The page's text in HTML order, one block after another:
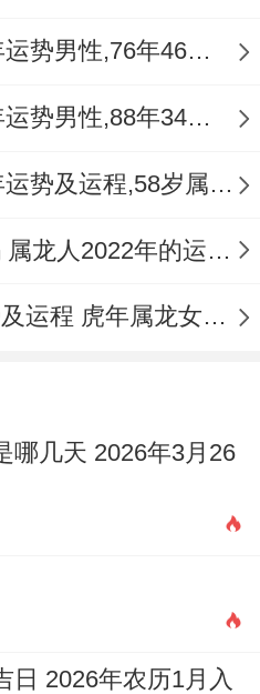
1976年属龙人2022年运势男性,76年46岁属龙男2022年每月运程怎么样
1988年属龙人2022年运势男性,88年34岁属龙男2022年每月运程怎么样
1964年属龙女2022年运势及运程,58岁属龙人2022全年每月运势女性如何
属龙2022年犯太岁吗 属龙人2022年的运势如何
2022年属龙女性运势及运程 虎年属龙女带什么转运
哪几天 2026年3月26
日 2026年农历1月入